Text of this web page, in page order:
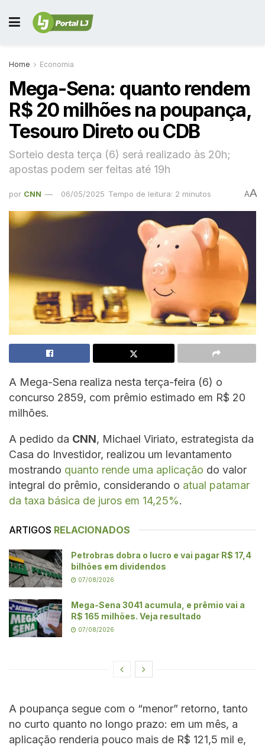
Home Economia
Mega-Sena: quanto rendem
R$ 20 milhões na poupança,
Tesouro Direto ou CDB
Sorteio desta terça (6) será realizado às 20h;
apostas podem ser feitas até 19h
por CNN 06/05/2025 Tempo de leitura: 2 minutos AA
A Mega-Sena realiza nesta terça-feira (6) o
concurso 2859, com prêmio estimado em R$ 20
milhões.
A pedido da CNN, Michael Viriato, estrategista da
Casa do Investidor, realizou um levantamento
mostrando quanto rende uma aplicação do valor
integral do prêmio, considerando o atual patamar
da taxa básica de juros em 14,25%.
ARTIGOS RELACIONADOS
Petrobras dobra o lucro e vai pagar R$ 17,4
bilhões em dividendos
07/08/2026
Mega-Sena 3041 acumula, e prêmio vai a
R$ 165 milhões. Veja resultado
07/08/2026
A poupança segue com o “menor” retorno, tanto
no curto quanto no longo prazo: em um mês, a
aplicação renderia pouco mais de R$ 121,5 mil e,